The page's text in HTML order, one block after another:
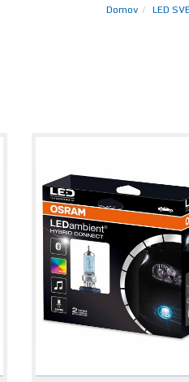
Domov LED